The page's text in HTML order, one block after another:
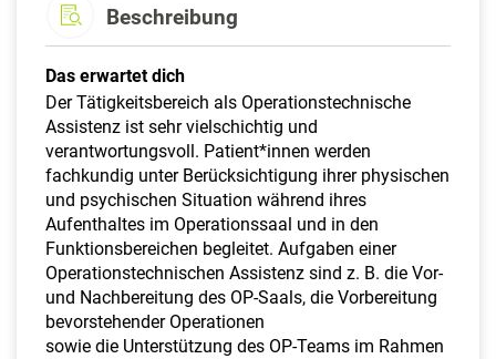
Beschreibung
Das erwartet dich
Der Tätigkeitsbereich als Operationstechnische
Assistenz ist sehr vielschichtig und
verantwortungsvoll. Patient*innen werden
fachkundig unter Berücksichtigung ihrer physischen
und psychischen Situation während ihres
Aufenthaltes im Operationssaal und in den
Funktionsbereichen begleitet. Aufgaben einer
Operationstechnischen Assistenz sind z. B. die Vor-
und Nachbereitung des OP-Saals, die Vorbereitung
bevorstehender Operationen
sowie die Unterstützung des OP-Teams im Rahmen